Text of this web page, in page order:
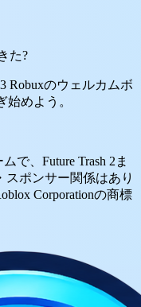
た?
Robuxのウェルカムボ
始めよう。
で、Future Trash 2ま
スポンサー関係はあり
Corporationの商標